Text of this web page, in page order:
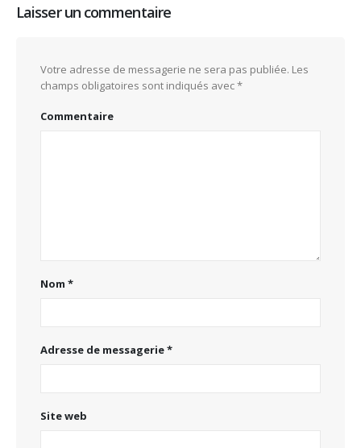
Laisser un commentaire
Votre adresse de messagerie ne sera pas publiée. Les
champs obligatoires sont indiqués avec*
Commentaire
Nom *
Adresse de messagerie*
Site web